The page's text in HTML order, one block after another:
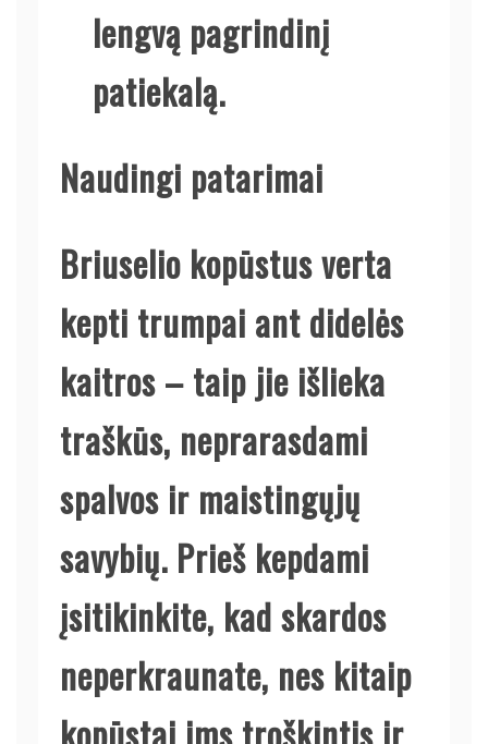
lengvą pagrindinį
patiekalą.
Naudingi patarimai
Briuselio kopūstus verta
kepti trumpai ant didelės
kaitros – taip jie išlieka
traškūs, neprarasdami
spalvos ir maistingųjų
savybių. Prieš kepdami
įsitikinkite, kad skardos
neperkraunate, nes kitaip
kopūstai ims troškintis ir